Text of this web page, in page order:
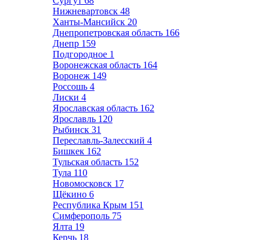
Нижневартовск 48
Ханты-Мансийск 20
Днепропетровская область 166
Днепр 159
Подгородное 1
Воронежская область 164
Воронеж 149
Россошь 4
Лиски 4
Ярославская область 162
Ярославль 120
Рыбинск 31
Переславль-Залесский 4
Бишкек 162
Тульская область 152
Тула 110
Новомосковск 17
Щёкино 6
Республика Крым 151
Симферополь 75
Ялта 19
Керчь 18